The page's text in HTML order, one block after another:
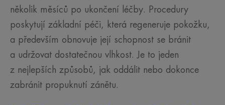
několik měsíců po ukončení léčby. Procedury
poskytují základní péči, která regeneruje pokožku,
a především obnovuje její schopnost se bránit
a udržovat dostatečnou vlhkost. Je to jeden
z nejlepších způsobů, jak oddálit nebo dokonce
zabránit propuknutí zánětu.